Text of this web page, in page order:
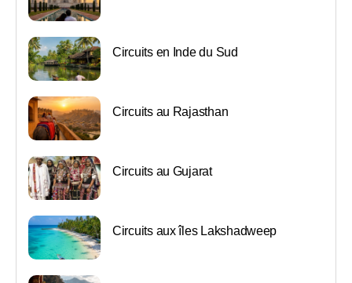
Circuits en Inde du Sud
Circuits au Rajasthan
Circuits au Gujarat
Circuits aux îles Lakshadweep